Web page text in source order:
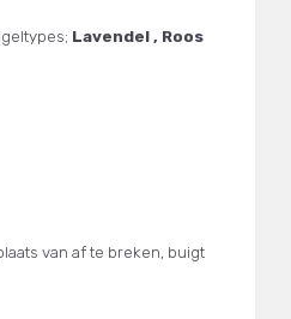
Lavendel , Roos
van af te breken, buigt